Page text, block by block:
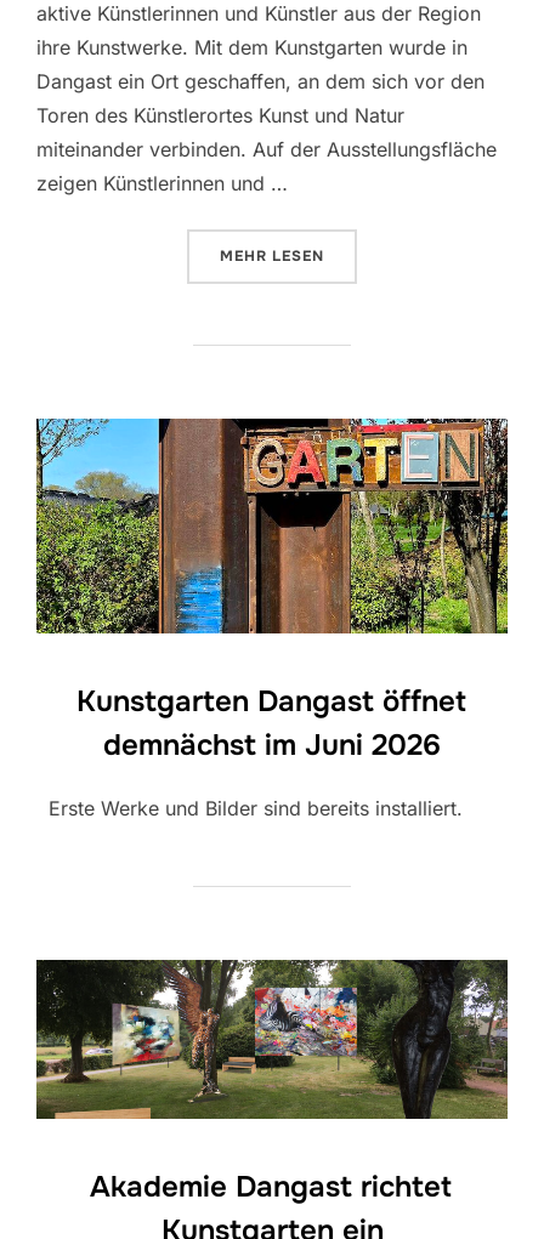
aktive Künstlerinnen und Künstler aus der Region
ihre Kunstwerke. Mit dem Kunstgarten wurde in
Dangast ein Ort geschaffen, an dem sich vor den
Toren des Künstlerortes Kunst und Natur
miteinander verbinden. Auf der Ausstellungsfläche
zeigen Künstlerinnen und …
MEHR ÜBER „KUNSTGARTEN DANGAST“
LESEN
Kunstgarten Dangast öffnet
demnächst im Juni 2026
Erste Werke und Bilder sind bereits installiert.
Akademie Dangast richtet
Kunstgarten ein